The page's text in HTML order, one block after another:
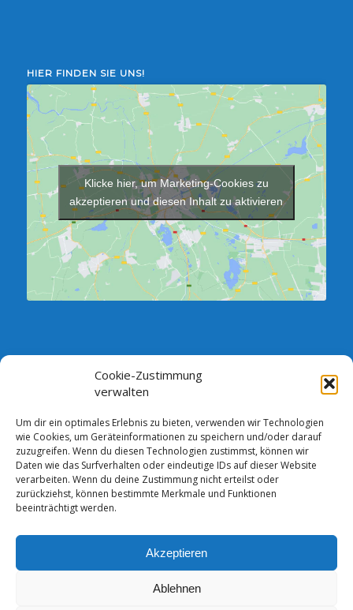
Cookie-Zustimmung
verwalten
Um dir ein optimales Erlebnis zu bieten, verwenden wir Technologien
wie Cookies, um Geräteinformationen zu speichern und/oder darauf
zuzugreifen. Wenn du diesen Technologien zustimmst, können wir
Daten wie das Surfverhalten oder eindeutige IDs auf dieser Website
verarbeiten. Wenn du deine Zustimmung nicht erteilst oder
zurückziehst, können bestimmte Merkmale und Funktionen
beeinträchtigt werden.
Akzeptieren
Ablehnen
HIER FINDEN SIE UNS!
Klicke hier, um Marketing-Cookies zu
akzeptieren und diesen Inhalt zu aktivieren
SPRECHSTUNDE DES VORSTANDES:
Jeden Dienstag zwischen 18.00 und 19.00 Uhr im Verein,
Vorstandszimmer (Neubau)
Andere Termine sind nach telefonischer Absprache möglich.
Bankverbindung: Comerzbank AG DE13 1208 0000 4387 2105 00